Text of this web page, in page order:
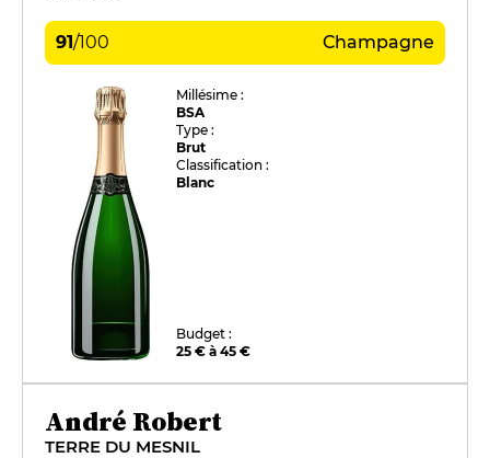
91/100 Champagne
Millésime :
BSA
Type :
Brut
Classification :
Blanc
Budget :
25 € à 45 €
André Robert
TERRE DU MESNIL